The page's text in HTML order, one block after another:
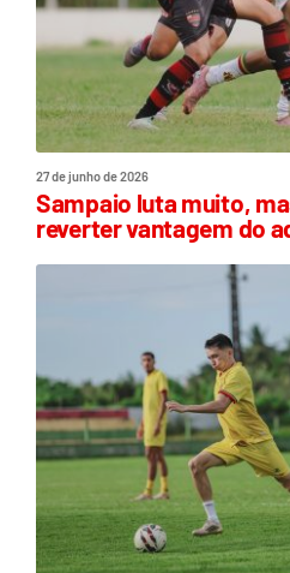
27 de junho de 2026
Sampaio luta muito,
reverter vantagem do